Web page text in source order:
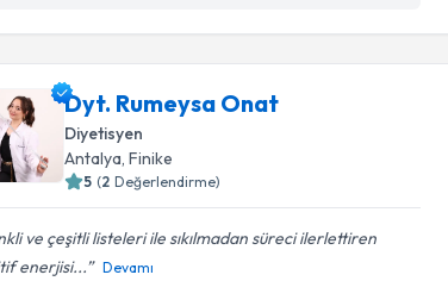
Dyt. Rumeysa Onat
Diyetisyen
Antalya , Finike
5 (2 Değerlendirme)
ve çeşitli listeleri ile sıkılmadan süreci ilerlettiren
enerjisi...
Devamı